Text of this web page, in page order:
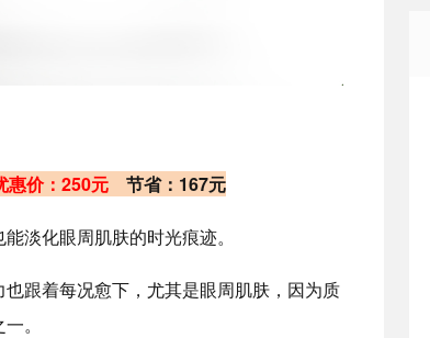
惠价：250元 节省：167元
淡化眼周肌肤的时光痕迹。
跟着每况愈下，尤其是眼周肌肤，因为质
。